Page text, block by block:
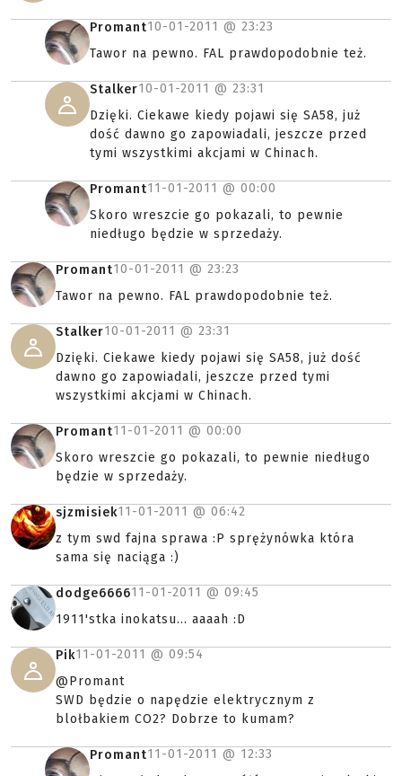
Promant10-01-2011 @ 23:23
Tawor na pewno. FAL prawdopodobnie też.
Stalker10-01-2011 @ 23:31
Dzięki. Ciekawe kiedy pojawi się SA58, już
dość dawno go zapowiadali, jeszcze przed
tymi wszystkimi akcjami w Chinach.
Promant11-01-2011 @ 00:00
Skoro wreszcie go pokazali, to pewnie
niedługo będzie w sprzedaży.
Promant10-01-2011 @ 23:23
Tawor na pewno. FAL prawdopodobnie też.
Stalker10-01-2011 @ 23:31
Dzięki. Ciekawe kiedy pojawi się SA58, już dość
dawno go zapowiadali, jeszcze przed tymi
wszystkimi akcjami w Chinach.
Promant11-01-2011 @ 00:00
Skoro wreszcie go pokazali, to pewnie niedługo
będzie w sprzedaży.
sjzmisiek11-01-2011 @ 06:42
z tym swd fajna sprawa :P sprężynówka która
sama się naciąga :)
dodge666611-01-2011 @ 09:45
1911'stka inokatsu... aaaah :D
Pik11-01-2011 @ 09:54
@Promant
SWD będzie o napędzie elektrycznym z
blołbakiem CO2? Dobrze to kumam?
Promant11-01-2011 @ 12:33